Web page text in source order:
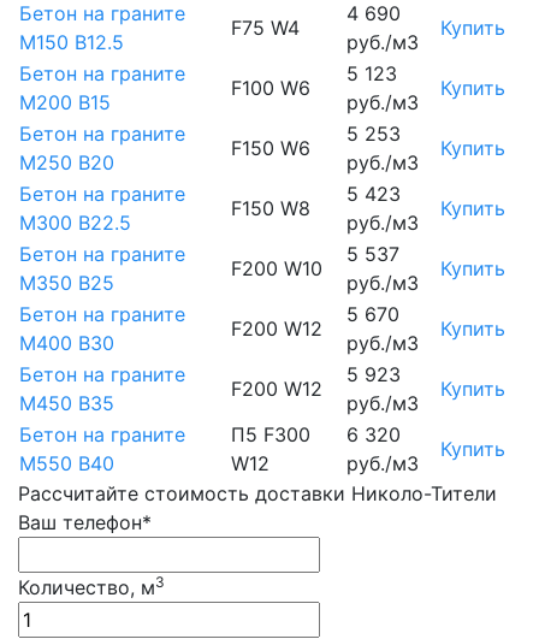
Бетон на граните
М150 B12.5
F75 W4
4 690
руб./м3
Купить
Бетон на граните
М200 B15
F100 W6
5 123
руб./м3
Купить
Бетон на граните
М250 B20
F150 W6
5 253
руб./м3
Купить
Бетон на граните
М300 B22.5
F150 W8
5 423
руб./м3
Купить
Бетон на граните
М350 B25
F200 W10
5 537
руб./м3
Купить
Бетон на граните
М400 B30
F200 W12
5 670
руб./м3
Купить
Бетон на граните
М450 B35
F200 W12
5 923
руб./м3
Купить
Бетон на граните
М550 B40
П5 F300
W12
6 320
руб./м3
Купить
Рассчитайте стоимость доставки Николо-Тители
Ваш телефон*
Количество, м3